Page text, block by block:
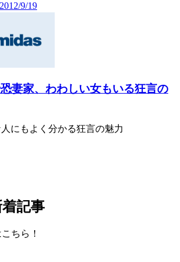
2012/9/19
妻家、わわしい女もいる狂言の
にもよく分かる狂言の魅力
記事
ちら！